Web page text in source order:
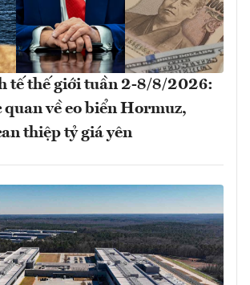
tế thế giới tuần 2-8/8/2026:
quan về eo biển Hormuz,
thiệp tỷ giá yên